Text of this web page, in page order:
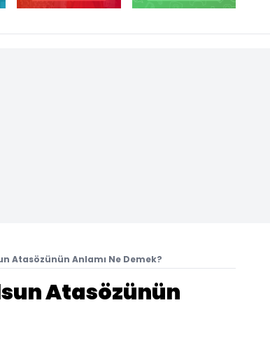
Atasözünün Anlamı Ne Demek?
Atasözünün